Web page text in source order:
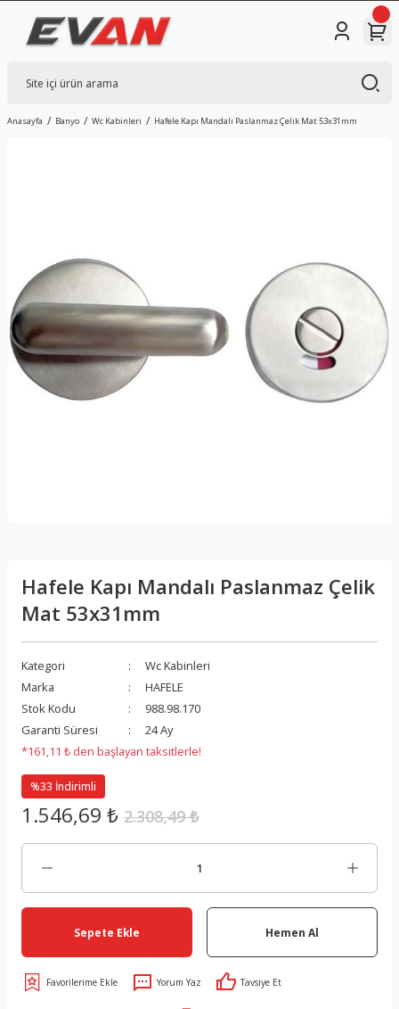
Anasayfa Banyo Wc Kabinleri Hafele Kapı Mandalı Paslanmaz Çelik Mat 53x31mm
Hafele Kapı Mandalı Paslanmaz Çelik
Mat 53x31mm
Kategori
Wc Kabinleri
Marka
HAFELE
Stok Kodu
988.98.170
Garanti Süresi
24 Ay
*161,11 ₺ den başlayan taksitlerle!
%33 İndirimli
1.546,69 ₺ 2.308,49 ₺
Sepete Ekle Hemen Al
Yorum Yaz Tavsiye Et